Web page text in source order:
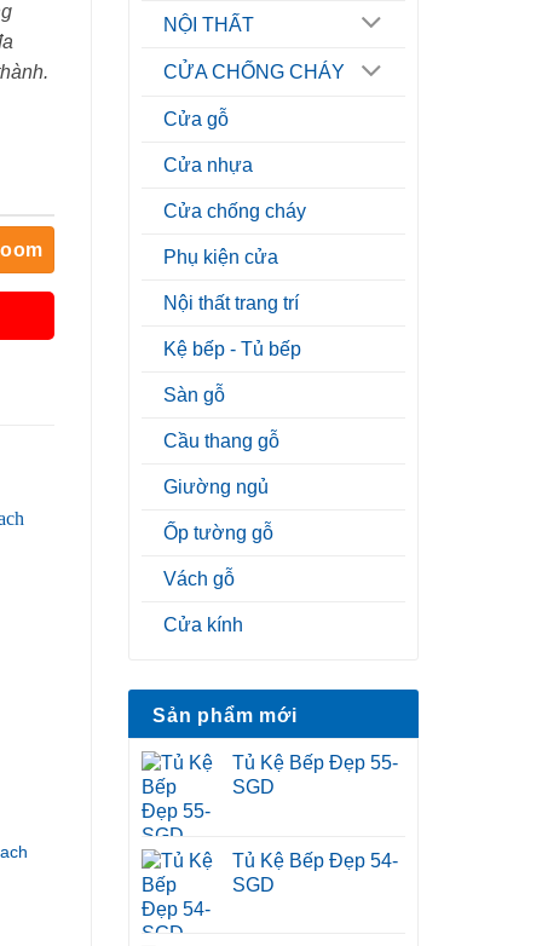
NỘI THẤT
CỬA CHỐNG CHÁY
Cửa gỗ
Cửa nhựa
Cửa chống cháy
Phụ kiện cửa
Nội thất trang trí
Kệ bếp - Tủ bếp
Sàn gỗ
Cầu thang gỗ
Giường ngủ
Ốp tường gỗ
Vách gỗ
Cửa kính
Sản phẩm mới
Tủ Kệ Bếp Đẹp 55-
SGD
Tủ Kệ Bếp Đẹp 54-
SGD